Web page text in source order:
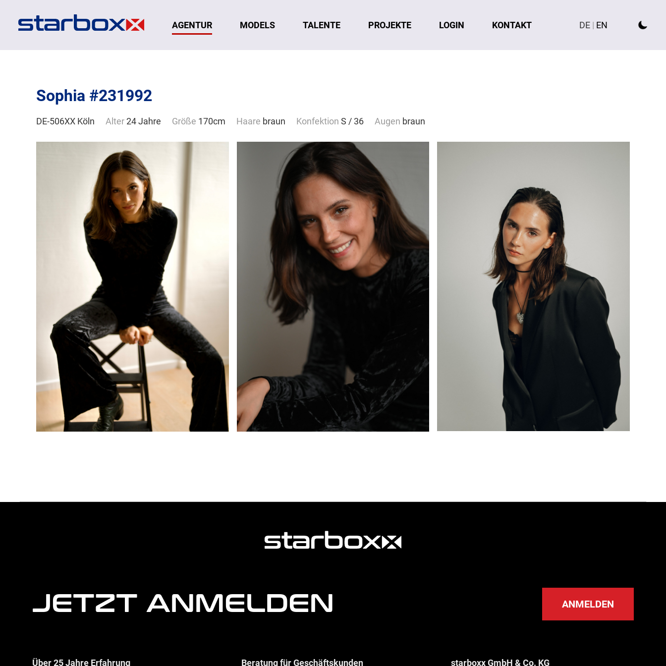
Navigation AGENTUR MODELS TALENTE PROJEKTE LOGIN KONTAKT DE | EN
Sophia #231992
Wohnort
DE-506XX Köln Alter 24 Jahre Größe 170cm Haare braun Konfektion S / 36 Augen braun
JETZT ANMELDEN ANMELDEN
Über 25 Jahre Erfahrung Beratung für Geschäftskunden starboxx GmbH & Co. KG